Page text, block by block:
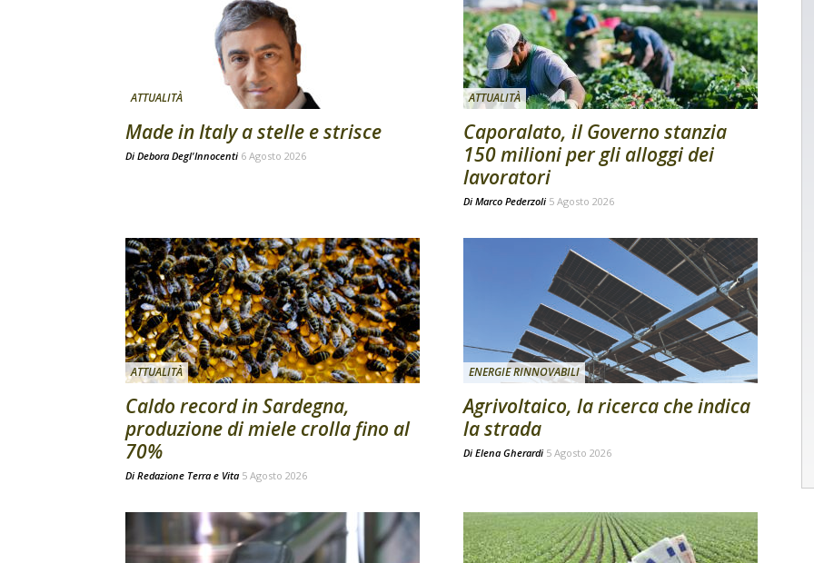
ATTUALITÀ
Made in Italy a stelle e strisce
Di Debora Degl'Innocenti 6 Agosto 2026
ATTUALITÀ
Caporalato, il Governo stanzia
150 milioni per gli alloggi dei
lavoratori
Di Marco Pederzoli 5 Agosto 2026
ATTUALITÀ
Caldo record in Sardegna,
produzione di miele crolla fino al
70%
Di Redazione Terra e Vita 5 Agosto 2026
ENERGIE RINNOVABILI
Agrivoltaico, la ricerca che indica
la strada
Di Elena Gherardi 5 Agosto 2026